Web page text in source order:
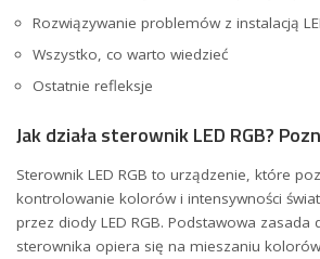
Rozwiązywanie ‌problemów z instalacją
Wszystko, co warto wiedzieć
Ostatnie refleksje
Jak działa sterownik LED RGB?
Sterownik LED RGB⁢ to urządzenie, które
kontrolowanie kolorów i intensywności
przez diody LED RGB. ⁤Podstawowa zasada
sterownika ​opiera się na mieszaniu